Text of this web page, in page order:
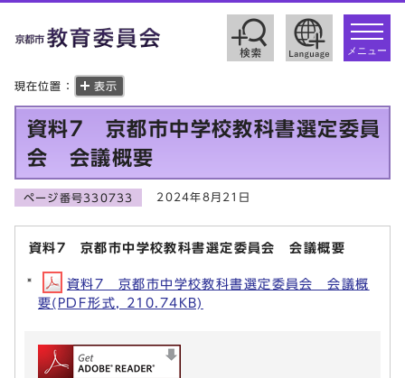
toggle
メニュー
現在位置： 表示
資料7 京都市中学校教科書選定委員
会 会議概要
ページ番号330733 2024年8月21日
資料7 京都市中学校教科書選定委員会 会議概要
資料7 京都市中学校教科書選定委員会 会議概
要(PDF形式, 210.74KB)